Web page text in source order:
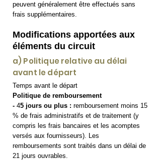
peuvent généralement être effectués sans
frais supplémentaires.
Modifications apportées aux
éléments du circuit
a) Politique relative au délai
avant le départ
Temps avant le départ
Politique de remboursement
- 45 jours ou plus : remboursement moins 15
% de frais administratifs et de traitement (y
compris les frais bancaires et les acomptes
versés aux fournisseurs). Les
remboursements sont traités dans un délai de
21 jours ouvrables.